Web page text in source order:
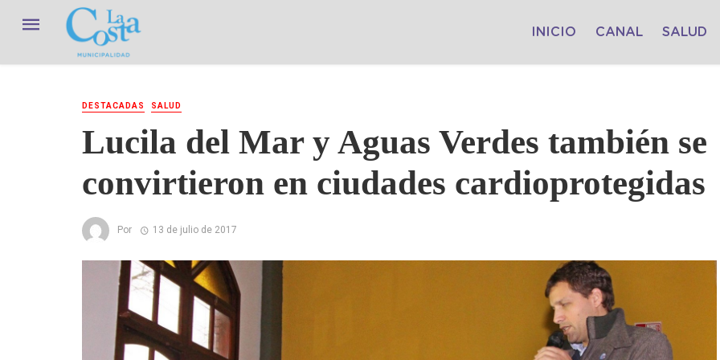
INICIO CANAL SALUD
DESTACADAS SALUD
Lucila del Mar y Aguas Verdes también se
convirtieron en ciudades cardioprotegidas
Por 13 de julio de 2017